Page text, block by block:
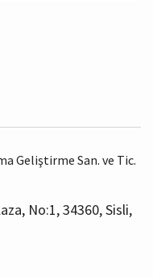
Geliştirme San. ve Tic.
No:1, 34360, Sisli,